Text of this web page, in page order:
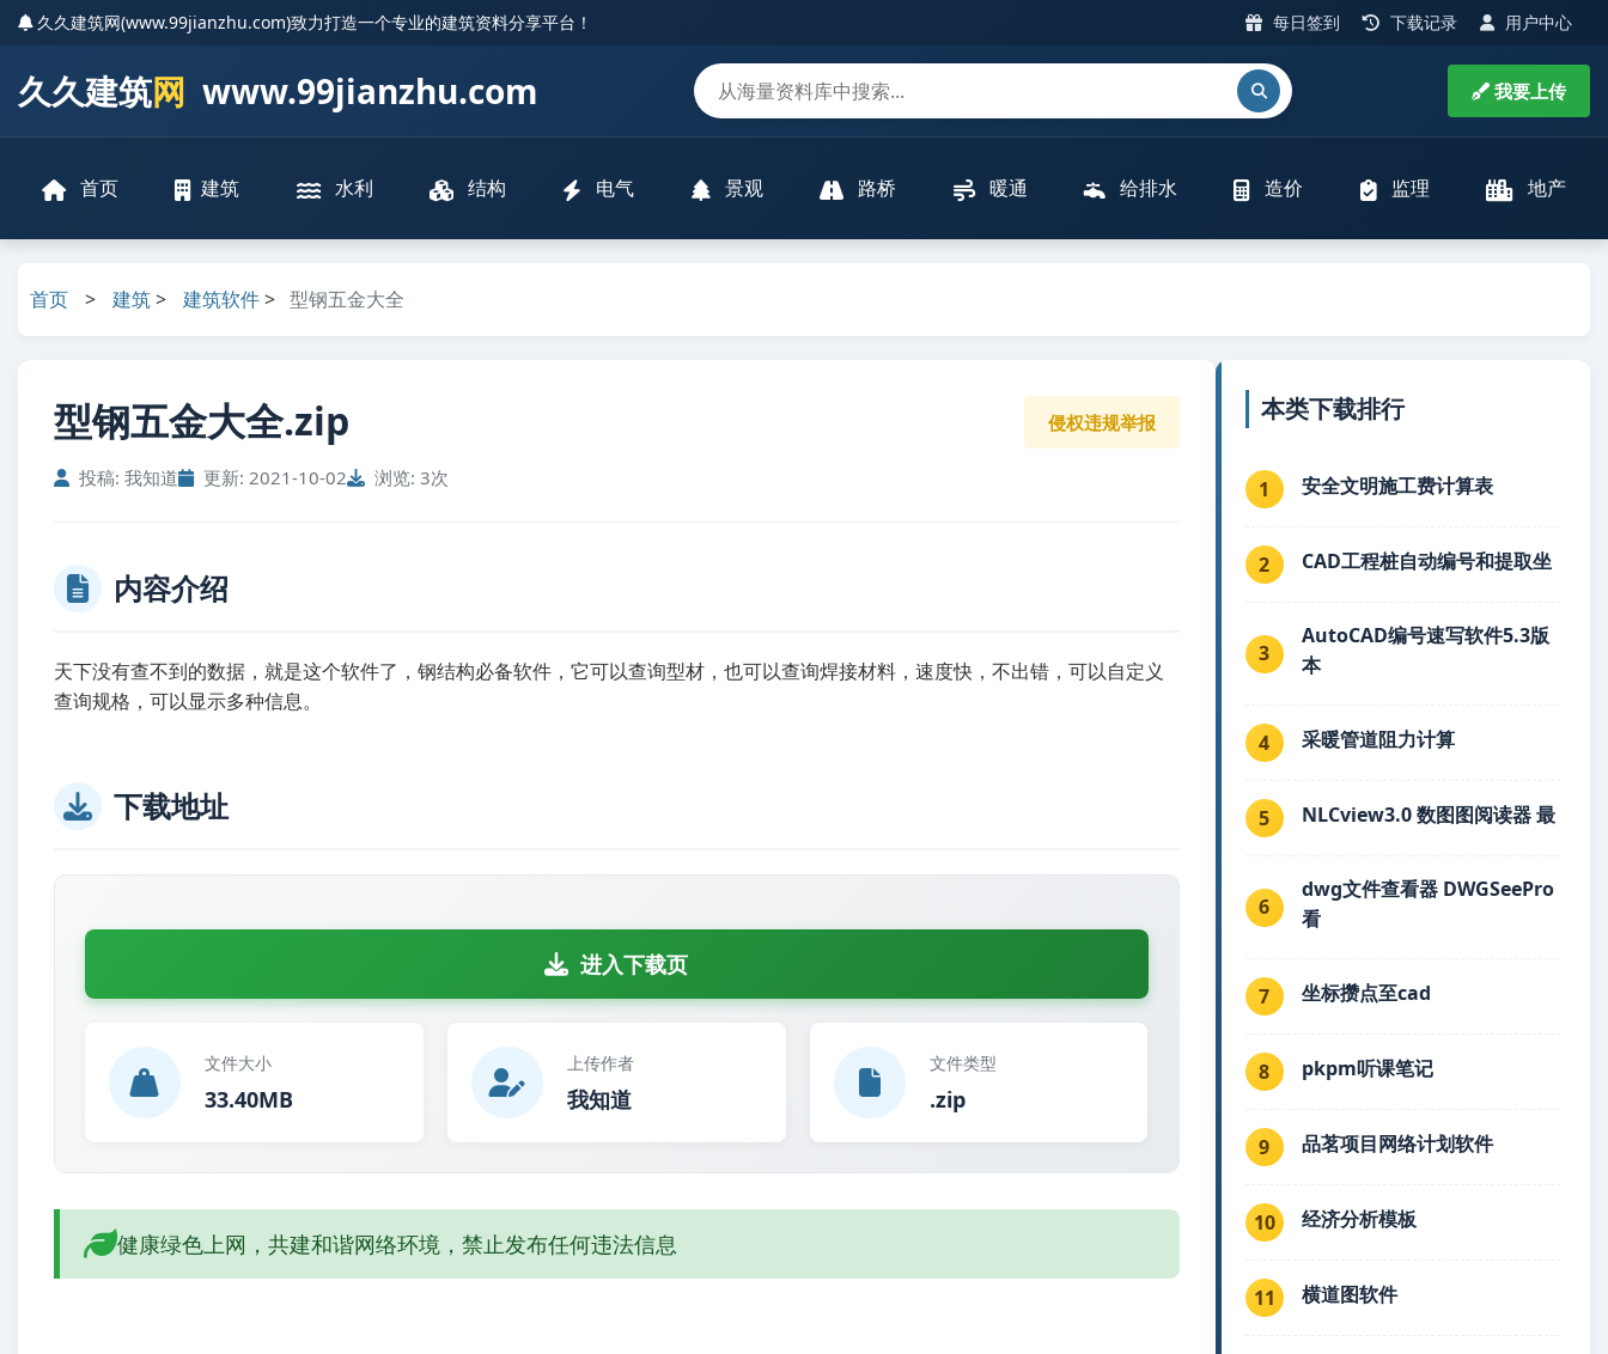
久久建筑网(www.99jianzhu.com)致力打造一个专业的建筑资料分享平台！ 每日签到 下载记录 用户中心
久久建筑网 www.99jianzhu.com 我要上传
首页 建筑 水利 结构 电气 景观 路桥 暖通 给排水 造价 监理 地产
首页 > 建筑> 建筑软件> 型钢五金大全
型钢五金大全.zip
投稿: 我知道 更新: 2021-10-02 浏览: 3次
侵权违规举报
内容介绍
天下没有查不到的数据，就是这个软件了，钢结构必备软件，它可以查询型材，也可以查询焊接材料，速度快，不出错，可以自定义
查询规格，可以显示多种信息。
下载地址
进入下载页
文件大小
33.40MB
上传作者
我知道
文件类型
.zip
健康绿色上网，共建和谐网络环境，禁止发布任何违法信息
本类下载排行
1 安全文明施工费计算表
2 CAD工程桩自动编号和提取坐
3
AutoCAD编号速写软件5.3版
本
4 采暖管道阻力计算
5 NLCview3.0 数图图阅读器 最
6
dwg文件查看器 DWGSeePro
看
7 坐标攒点至cad
8 pkpm听课笔记
9 品茗项目网络计划软件
10 经济分析模板
11 横道图软件